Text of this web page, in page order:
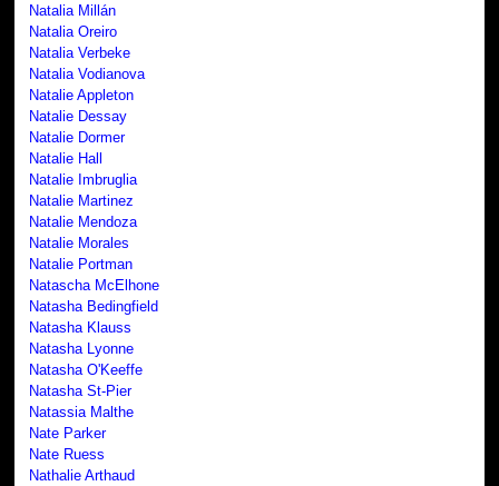
Natalia Millán
Natalia Oreiro
Natalia Verbeke
Natalia Vodianova
Natalie Appleton
Natalie Dessay
Natalie Dormer
Natalie Hall
Natalie Imbruglia
Natalie Martinez
Natalie Mendoza
Natalie Morales
Natalie Portman
Natascha McElhone
Natasha Bedingfield
Natasha Klauss
Natasha Lyonne
Natasha O'Keeffe
Natasha St-Pier
Natassia Malthe
Nate Parker
Nate Ruess
Nathalie Arthaud